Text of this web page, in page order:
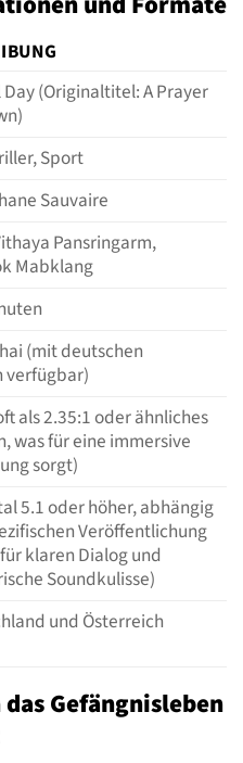
(Originaltitel: A Prayer
Sport
Sauvaire
Pansringarm,
Mabklang
(mit deutschen
als 2.35:1 oder ähnliches
was für eine immersive
sorgt)
5.1 oder höher, abhängig
Veröffentlichung
klaren Dialog und
Soundkulisse)
und Österreich
Gefängnisleben